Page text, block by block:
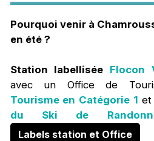
Pourquoi venir à
en été ?
Station labellisée Flocon
avec un Office de
Tourisme en Catégorie 1 et
du Ski de
Labels station et Office